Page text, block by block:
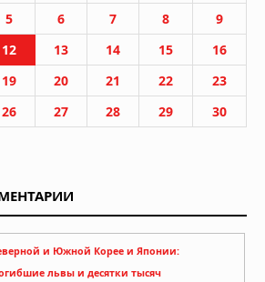
5 6 7 8
9
12 13 14 15
16
19 20 21 22
23
26 27 28 29
30
и Южной Корее и Японии:
львы и десятки тысяч